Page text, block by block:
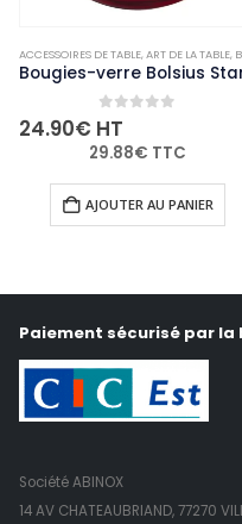
,NON-PALETTISABLE
ACCESSOIRES DE TABLE,ART DE LA TABLE,
0out of 5
24.90€ HT
29.88€ TTC
AJOUTER AU PANIER
Paiement sécurisé par la
Société ABINOX
14 AV CHATEAUBRIAND, 77270